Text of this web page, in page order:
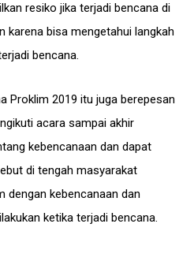
resiko jika terjadi bencana di
karena bisa mengetahui langkah
bencana.
Proklim 2019 itu juga berepesan
acara sampai akhir
kebencanaan dan dapat
di tengah masyarakat
dengan kebencanaan dan
ketika terjadi bencana.